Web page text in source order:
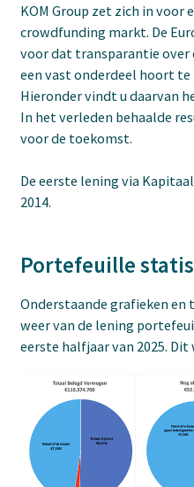
KOM Group zet zich in voor
crowdfunding markt. De
voor dat transparantie
een vast onderdeel hoort
Hieronder vindt u daarvan
In het verleden behaalde
voor de toekomst.
De eerste lening via
2014.
Portefeuille
Onderstaande grafieken
weer van de lening
eerste halfjaar van 2025.